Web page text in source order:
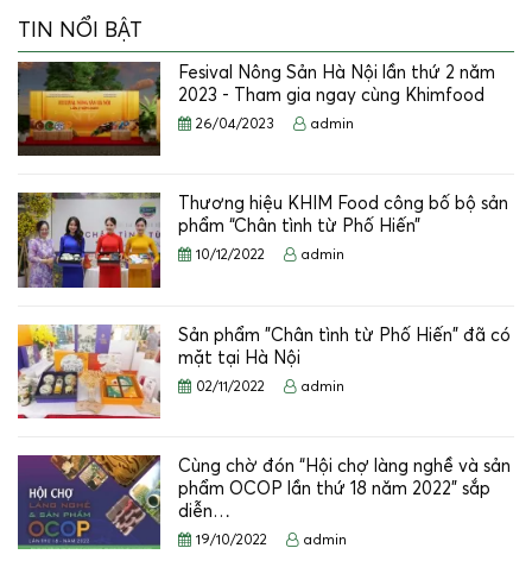
TIN NỔI BẬT
Fesival Nông Sản Hà Nội lần thứ 2 năm
2023 - Tham gia ngay cùng Khimfood
26/04/2023 admin
Thương hiệu KHIM Food công bố bộ sản
phẩm “Chân tình từ Phố Hiến”
10/12/2022 admin
Sản phẩm "Chân tình từ Phố Hiến" đã có
mặt tại Hà Nội
02/11/2022 admin
Cùng chờ đón “Hội chợ làng nghề và sản
phẩm OCOP lần thứ 18 năm 2022” sắp
diễn…
19/10/2022 admin